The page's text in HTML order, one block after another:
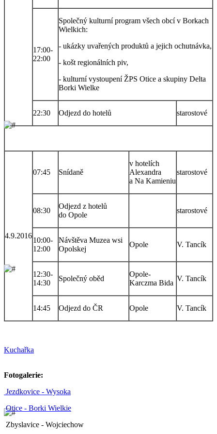
17:00-
22:00
Společný kulturní program všech obcí v Borkach
Wielkich:
- ukázky uvařených produktů a jejich ochutnávka,
- košt regionálních piv,
- kulturní vystoupení ŽPS Otice a skupiny Delta
Borki Wielke
22:30 Odjezd do hotelů starostové
4.9.2016
07:45 Snídaně
v hotelích
Alexandra
a Na Kamieniu
starostové
08:30
Odjezd z hotelů
do Opole
starostové
10:00-
12:00
Návštěva Muzea wsi
Opolskej
Opole V. Tancík
12:30-
14:30
Společný oběd
Opole-
Karczma Bida
V. Tancík
14:45 Odjezd do ČR Opole V. Tancík
Kuchařka
Fotogalerie:
Jezdkovice - Wysoka
Otice - Borki Wielkie
Zbyslavice - Wojciechow